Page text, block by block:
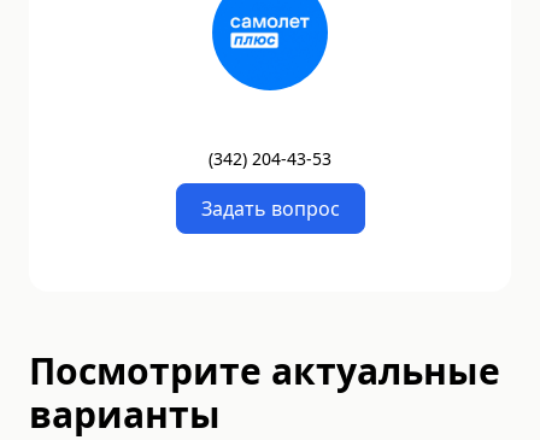
(342) 204-43-53
Задать вопрос
Посмотрите актуальные
варианты